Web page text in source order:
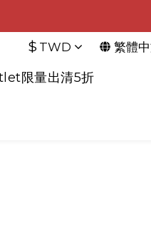
$ TWD 繁體
限量出清5折